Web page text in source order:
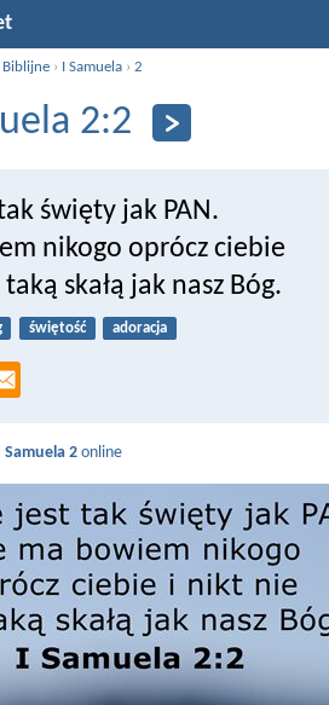
Biblijne › I Samuela ›2
2:2
święty jak PAN.
nikogo oprócz ciebie
skałą jak nasz Bóg.
świętość adoracja
Samuela 2 online